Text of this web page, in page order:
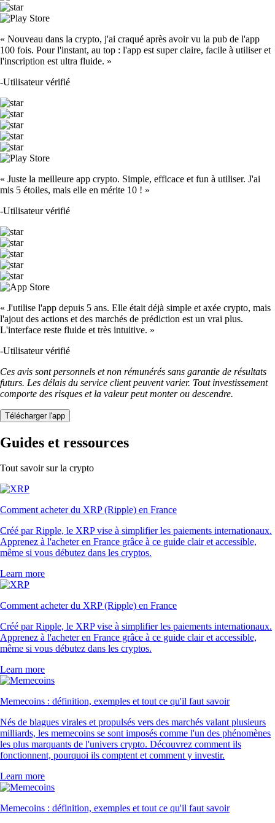
« Nouveau dans la crypto, j'ai craqué après avoir vu la pub de l'app
100 fois. Pour l'instant, au top : l'app est super claire, facile à utiliser et
l'inscription est ultra fluide. »
-Utilisateur vérifié
« Juste la meilleure app crypto. Simple, efficace et fun à utiliser. J'ai
mis 5 étoiles, mais elle en mérite 10 ! »
-Utilisateur vérifié
« J'utilise l'app depuis 5 ans. Elle était déjà simple et axée crypto, mais
l'ajout des actions et des marchés de prédiction est un vrai plus.
L'interface reste fluide et très intuitive. »
-Utilisateur vérifié
Ces avis sont personnels et non rémunérés sans garantie de résultats
futurs. Les délais du service client peuvent varier. Tout investissement
comporte des risques et la valeur peut monter ou descendre.
Télécharger l'app
Guides et ressources
Tout savoir sur la crypto
Comment acheter du XRP (Ripple) en France
Créé par Ripple, le XRP vise à simplifier les paiements internationaux.
Apprenez à l'acheter en France grâce à ce guide clair et accessible,
même si vous débutez dans les cryptos.
Learn more
Comment acheter du XRP (Ripple) en France
Créé par Ripple, le XRP vise à simplifier les paiements internationaux.
Apprenez à l'acheter en France grâce à ce guide clair et accessible,
même si vous débutez dans les cryptos.
Learn more
Memecoins : définition, exemples et tout ce qu'il faut savoir
Nés de blagues virales et propulsés vers des marchés valant plusieurs
milliards, les memecoins se sont imposés comme l'un des phénomènes
les plus marquants de l'univers crypto. Découvrez comment ils
fonctionnent, pourquoi ils comptent et comment y investir.
Learn more
Memecoins : définition, exemples et tout ce qu'il faut savoir